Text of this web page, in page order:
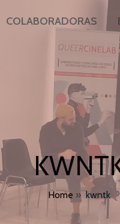
COLABORADORAS
Home »kwntk